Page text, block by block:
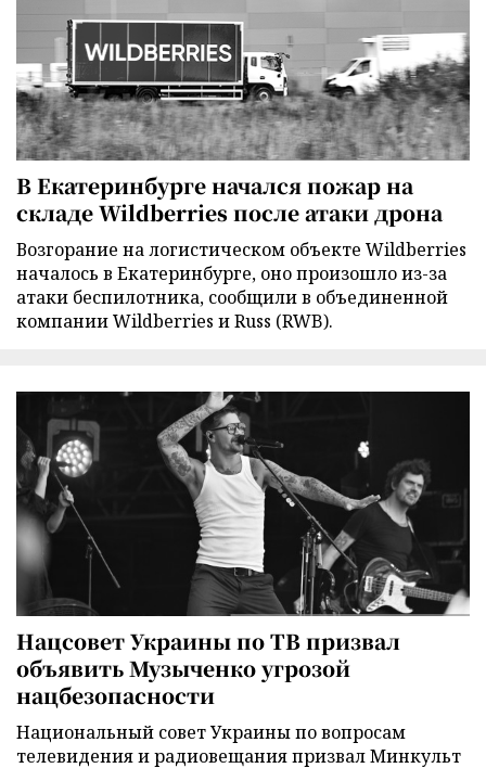
В Екатеринбурге начался пожар на
складе Wildberries после атаки дрона
Возгорание на логистическом объекте Wildberries
началось в Екатеринбурге, оно произошло из-за
атаки беспилотника, сообщили в объединенной
компании Wildberries и Russ (RWB).
Нацсовет Украины по ТВ призвал
объявить Музыченко угрозой
нацбезопасности
Национальный совет Украины по вопросам
телевидения и радиовещания призвал Минкульт